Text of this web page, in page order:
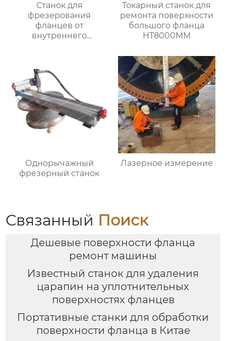
Станок для
фрезерования
фланцев от
внутреннего
Токарный станок для
ремонта поверхности
большого фланца
HT8000MM
Однорычажный
фрезерный станок
Лазерное измерение
Связанный Поиск
Дешевые поверхности фланца
ремонт машины
Известный станок для удаления
царапин на уплотнительных
поверхностях фланцев
Портативные станки для обработки
поверхности фланца в Китае